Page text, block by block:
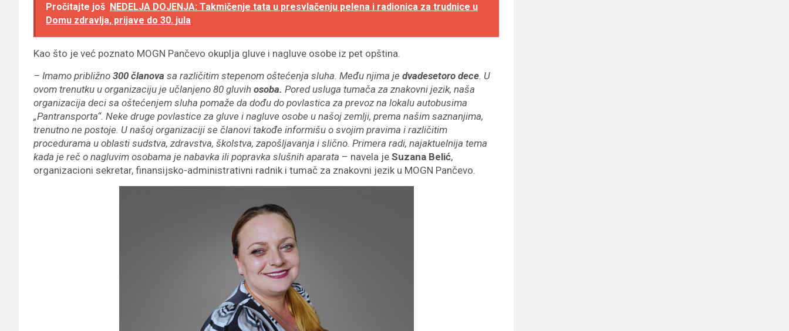
Pročitajte još NEDELJA DOJENJA: Takmičenje tata u presvlačenju pelena i radionica za trudnice u
Domu zdravlja, prijave do 30. jula
Kao što je već poznato MOGN Pančevo okuplja gluve i nagluve osobe iz pet opština.
– Imamo približno 300 članova sa različitim stepenom oštećenja sluha. Među njima je dvadesetoro dece. U
ovom trenutku u organizaciju je učlanjeno 80 gluvih osoba. Pored usluga tumača za znakovni jezik, naša
organizacija deci sa oštećenjem sluha pomaže da dođu do povlastica za prevoz na lokalu autobusima
„Pantransporta“. Neke druge povlastice za gluve i nagluve osobe u našoj zemlji, prema našim saznanjima,
trenutno ne postoje. U našoj organizaciji se članovi takođe informišu o svojim pravima i različitim
procedurama u oblasti sudstva, zdravstva, školstva, zapošljavanja i slično. Primera radi, najaktuelnija tema
kada je reč o nagluvim osobama je nabavka ili popravka slušnih aparata – navela je Suzana Belić,
organizacioni sekretar, finansijsko-administrativni radnik i tumač za znakovni jezik u MOGN Pančevo.